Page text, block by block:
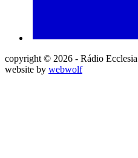
copyright © 2026 - Rádio Ecclesia
website by webwolf